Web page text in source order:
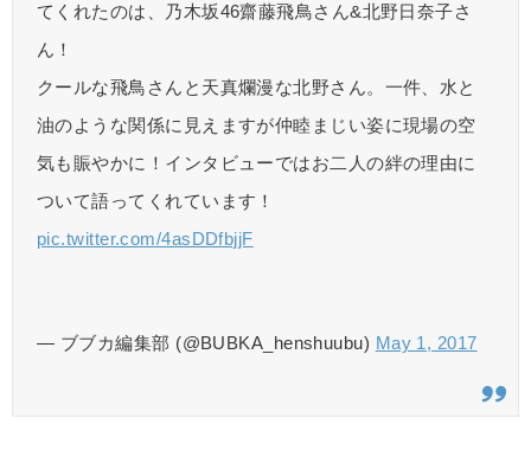
てくれたのは、乃木坂46齋藤飛鳥さん&北野日奈子さ
ん！
クールな飛鳥さんと天真爛漫な北野さん。一件、水と
油のような関係に見えますが仲睦まじい姿に現場の空
気も賑やかに！インタビューではお二人の絆の理由に
ついて語ってくれています！
pic.twitter.com/4asDDfbjjF
— ブブカ編集部 (@BUBKA_henshuubu) May 1, 2017